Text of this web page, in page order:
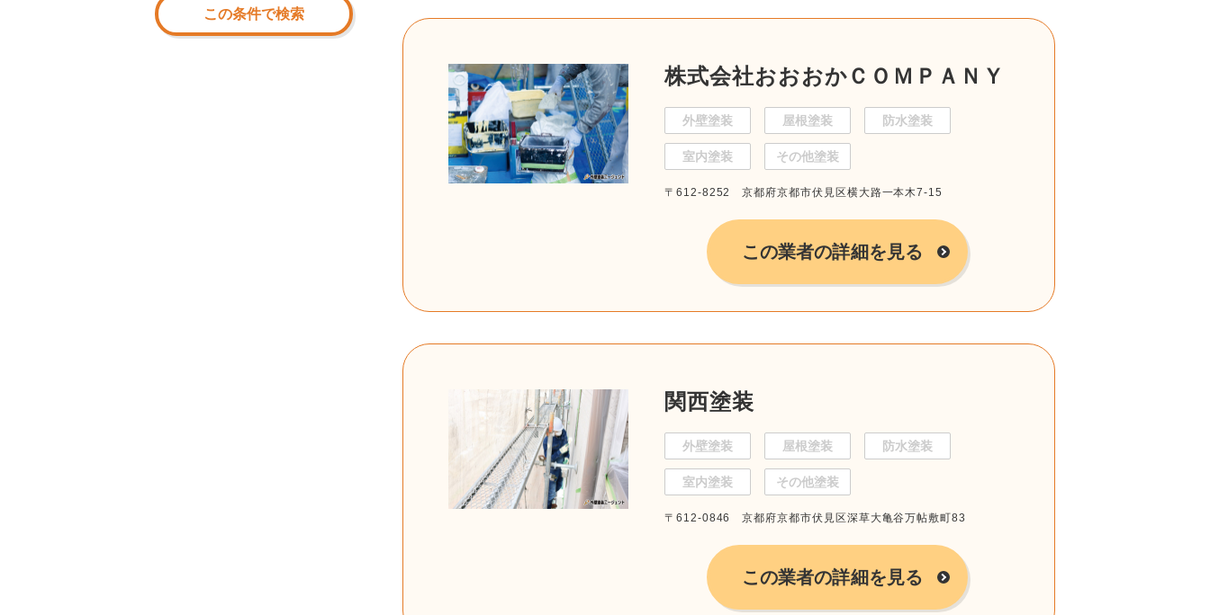
この条件で検索
株式会社おおおかＣＯＭＰＡＮＹ
外壁塗装 屋根塗装 防水塗装
室内塗装 その他塗装
〒612-8252 京都府京都市伏見区横大路一本木7-15
この業者の詳細を見る
関西塗装
外壁塗装 屋根塗装 防水塗装
室内塗装 その他塗装
〒612-0846 京都府京都市伏見区深草大亀谷万帖敷町83
この業者の詳細を見る